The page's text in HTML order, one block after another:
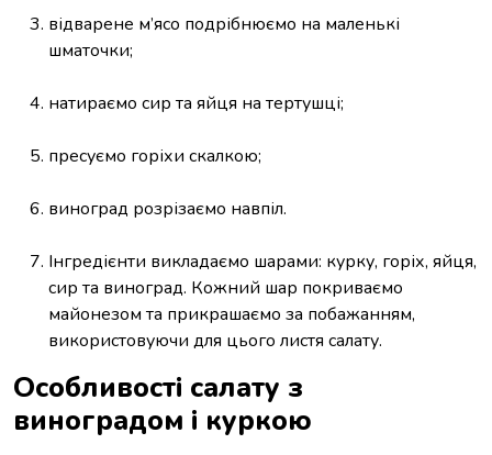
відварене м’ясо подрібнюємо на маленькі
шматочки;
натираємо сир та яйця на тертушці;
пресуємо горіхи скалкою;
виноград розрізаємо навпіл.
Інгредієнти викладаємо шарами: курку, горіх, яйця,
сир та виноград. Кожний шар покриваємо
майонезом та прикрашаємо за побажанням,
використовуючи для цього листя салату.
Особливості салату з
виноградом і куркою